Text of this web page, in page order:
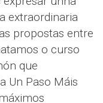
extraordinaria
propostas entre
o curso
que
Un Paso Máis